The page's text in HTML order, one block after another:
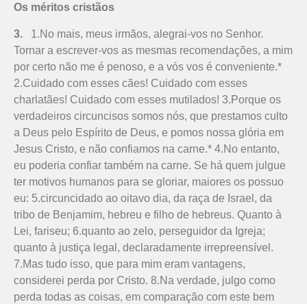
Os méritos cristãos
3. 1.No mais, meus irmãos, alegrai-vos no Senhor.
Tornar a escre­ver-vos as mesmas recomendações, a mim
por certo não me é penoso, e a vós vos é conveniente.*
2.Cuidado com esses cães! Cuidado com esses
charlatães! Cuidado com esses mutilados! 3.Porque os
verdadeiros circuncisos somos nós, que prestamos culto
a Deus pelo Espírito de Deus, e pomos nossa glória em
Jesus Cristo, e não confiamos na carne.* 4.No entanto,
eu poderia confiar também na carne. Se há quem julgue
ter motivos humanos para se gloriar, maiores os possuo
eu: 5.circuncidado ao oitavo dia, da raça de Israel, da
tribo de Benjamim, hebreu e filho de hebreus. Quanto à
Lei, fariseu; 6.quanto ao zelo, perseguidor da Igreja;
quanto à justiça legal, declaradamente irrepreensível.
7.Mas tudo isso, que para mim eram vantagens,
considerei perda por Cristo. 8.Na verdade, julgo como
perda todas as coisas, em comparação com este bem